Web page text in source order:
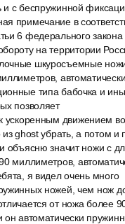
с беспружинной
примечание в
6 федерального закона
на территории
шкуросъемные
типа бабочка и
позволяет
ускоренным движением
ghost убрать, а потом и
объясню значит ножи с
миллиметров,
я видел очень много
ножей, чем нож
от ножа более
он автоматически